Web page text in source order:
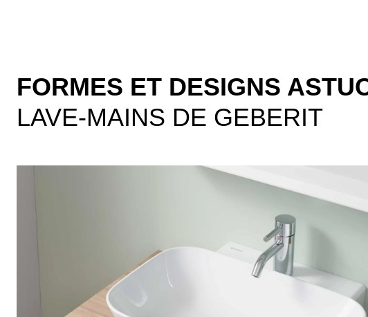
FORMES ET DESIGNS
LAVE-MAINS DE GEBERIT